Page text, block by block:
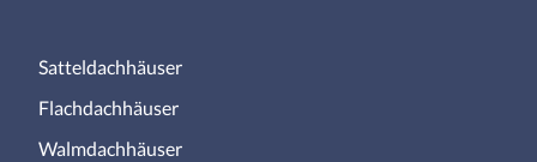
Satteldachhäuser
Flachdachhäuser
Walmdachhäuser